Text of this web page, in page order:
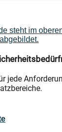
jede